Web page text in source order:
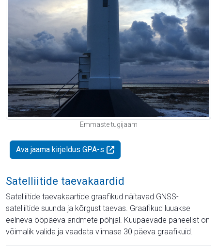
Emmaste tugijaam
Ava jaama kirjeldus GPA-s
Satelliitide taevakaardid
Satelliitide taevakaartide graafikud näitavad GNSS-
satelliitide suunda ja kõrgust taevas. Graafikud luuakse
eelneva ööpäeva andmete põhjal. Kuupäevade paneelist on
võimalik valida ja vaadata viimase 30 päeva graafikuid.